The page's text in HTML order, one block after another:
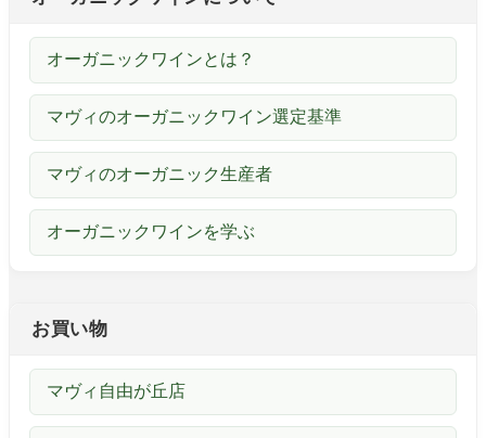
オーガニックワインとは？
マヴィのオーガニックワイン選定基準
マヴィのオーガニック生産者
オーガニックワインを学ぶ
お買い物
マヴィ自由が丘店